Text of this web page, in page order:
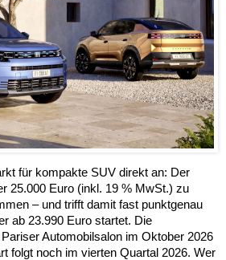
für kompakte SUV direkt an: Der
25.000 Euro (inkl. 19 % MwSt.) zu
– und trifft damit fast punktgenau
ab 23.990 Euro startet. Die
Automobilsalon im Oktober 2026
folgt noch im vierten Quartal 2026. Wer